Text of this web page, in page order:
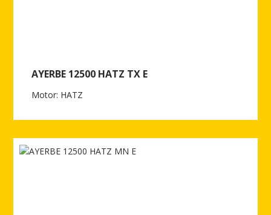
AYERBE 12500 HATZ TX E
Motor: HATZ